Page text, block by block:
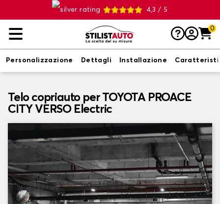
4,3 / 5
0
Personalizzazione Dettagli Installazione
Telo copriauto per TOYOTA PROACE
CITY VERSO Electric